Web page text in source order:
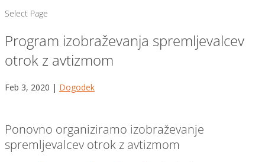
Select Page
Program izobraževanja spremljevalcev
otrok z avtizmom
Feb 3, 2020 | Dogodek
Ponovno organiziramo izobraževanje
spremljevalcev otrok z avtizmom